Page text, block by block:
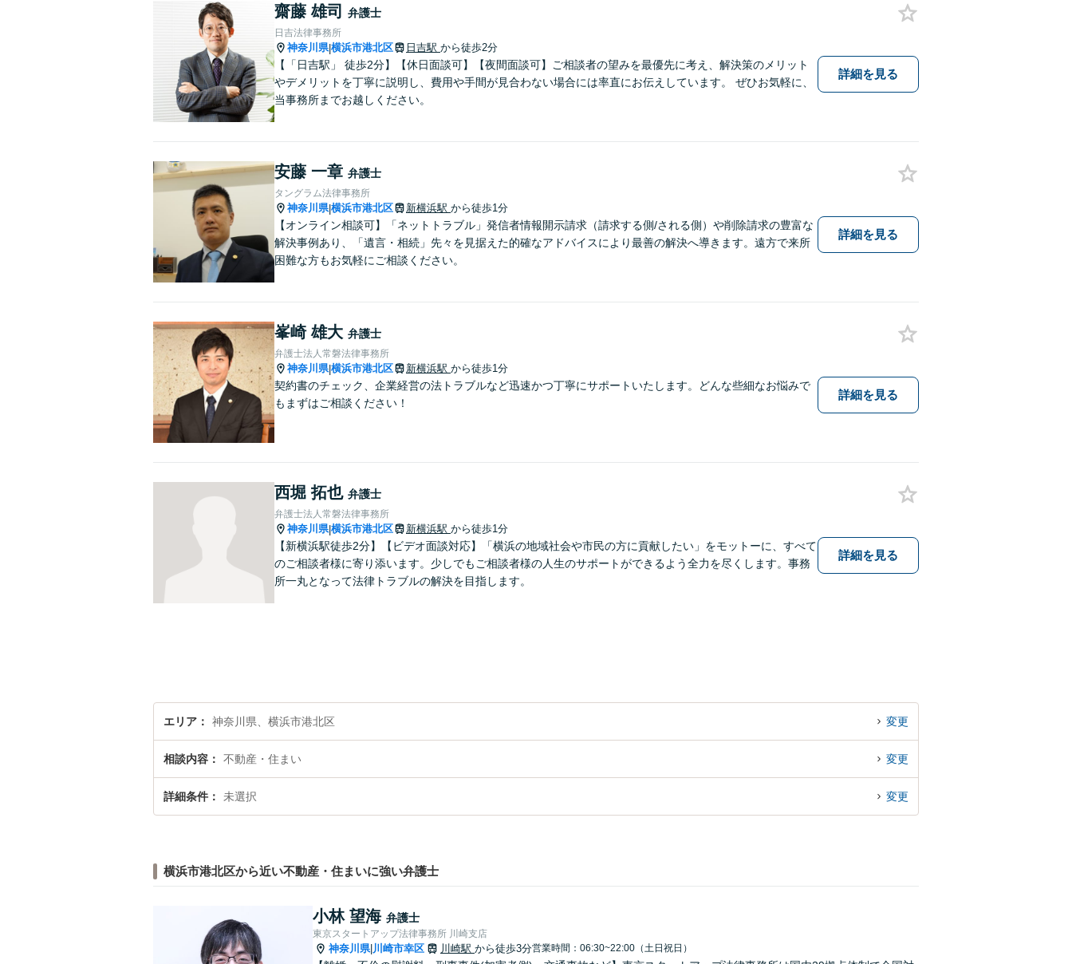
齋藤 雄司 弁護士
日吉法律事務所
神奈川県|横浜市港北区 日吉駅 から徒歩2分
【「日吉駅」 徒歩2分】【休日面談可】【夜間面談可】ご相談者の望みを最優先に考え、解決策のメリット
やデメリットを丁寧に説明し、費用や手間が見合わない場合には率直にお伝えしています。 ぜひお気軽に、
当事務所までお越しください。
詳細を見る
安藤 一章 弁護士
タングラム法律事務所
神奈川県|横浜市港北区 新横浜駅 から徒歩1分
【オンライン相談可】「ネットトラブル」発信者情報開示請求（請求する側/される側）や削除請求の豊富な
解決事例あり、「遺言・相続」先々を見据えた的確なアドバイスにより最善の解決へ導きます。遠方で来所
困難な方もお気軽にご相談ください。
詳細を見る
峯崎 雄大 弁護士
弁護士法人常磐法律事務所
神奈川県|横浜市港北区 新横浜駅 から徒歩1分
契約書のチェック、企業経営の法トラブルなど迅速かつ丁寧にサポートいたします。どんな些細なお悩みで
もまずはご相談ください！
詳細を見る
西堀 拓也 弁護士
弁護士法人常磐法律事務所
神奈川県|横浜市港北区 新横浜駅 から徒歩1分
【新横浜駅徒歩2分】【ビデオ面談対応】「横浜の地域社会や市民の方に貢献したい」をモットーに、すべて
のご相談者様に寄り添います。少しでもご相談者様の人生のサポートができるよう全力を尽くします。事務
所一丸となって法律トラブルの解決を目指します。
詳細を見る
エリア 神奈川県、横浜市港北区 変更
相談内容 不動産・住まい 変更
詳細条件 未選択 変更
横浜市港北区から近い不動産・住まいに強い弁護士
小林 望海 弁護士
東京スタートアップ法律事務所 川崎支店
神奈川県| 川崎市幸区 川崎駅 から徒歩3分営業時間：06:30~22:00（土日祝日）